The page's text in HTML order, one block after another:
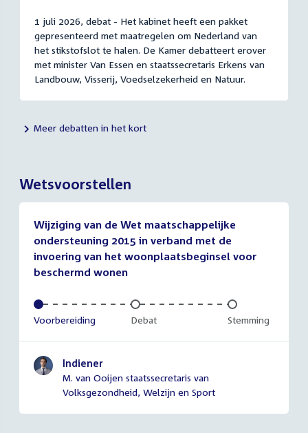
1 juli 2026, debat - Het kabinet heeft een pakket
gepresenteerd met maatregelen om Nederland van
het stikstofslot te halen. De Kamer debatteert erover
met minister Van Essen en staatssecretaris Erkens van
Landbouw, Visserij, Voedselzekerheid en Natuur.
Meer debatten in het kort
Wetsvoorstellen
Wijziging van de Wet maatschappelijke
ondersteuning 2015 in verband met de
invoering van het woonplaatsbeginsel voor
beschermd wonen
Voltooid:
Voorbereiding Onvoltooid:
Debat Onvoltooid:
Stemming
Indiener
M. van Ooijen staatssecretaris van
Volksgezondheid, Welzijn en Sport